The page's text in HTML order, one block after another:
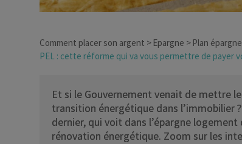
Comment placer son argent Epargne
Plan
PEL : cette réforme qui va vous permettre de payer
Et si le Gouvernement venait de mettre
transition énergétique dans l’immobilier
dernier, qui voit dans l’épargne logement
rénovation énergétique. Zoom sur les